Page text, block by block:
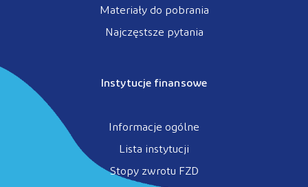
Materiały do pobrania
Najczęstsze pytania
Instytucje finansowe
Informacje ogólne
Lista instytucji
Stopy zwrotu FZD